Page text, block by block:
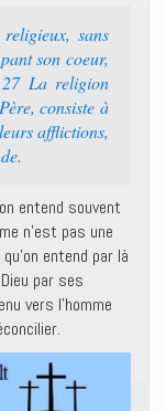
sans
son coeur,
La religion
consiste à
afflictions,
entend souvent
n’est pas une
entend par là
par ses
vers l’homme